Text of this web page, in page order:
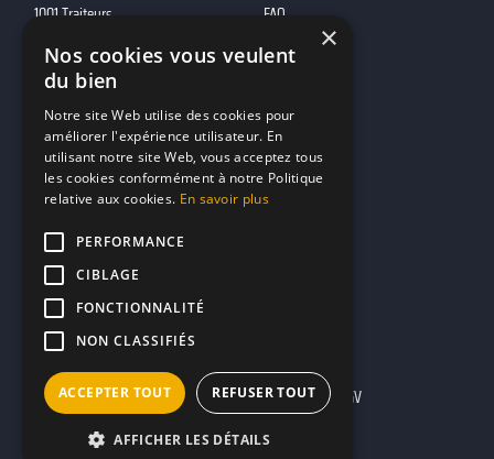
1001 Traiteurs
1001 DJ
10h01
MP2
FAQ
Contacts
marketing@reserverunbar.fr
11 rue Maurice Grandcoing
94200 Ivry-sur-Seine
Mentions légales CGU CGV
×
Nos cookies vous veulent
du bien
Notre site Web utilise des cookies pour
améliorer l'expérience utilisateur. En
utilisant notre site Web, vous acceptez tous
les cookies conformément à notre Politique
relative aux cookies. En savoir plus
PERFORMANCE
CIBLAGE
FONCTIONNALITÉ
NON CLASSIFIÉS
ACCEPTER TOUT REFUSER TOUT
AFFICHER LES DÉTAILS